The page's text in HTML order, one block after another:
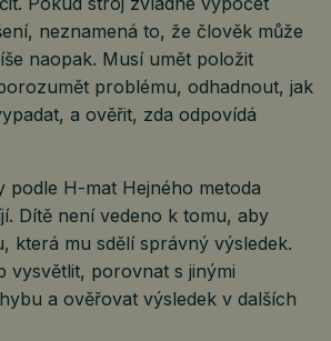
neznamená to, že člověk může
naopak. Musí umět položit
problému, odhadnout, jak
a ověřit, zda odpovídá
podle H-mat Hejného metoda
Dítě není vedeno k tomu, aby
která mu sdělí správný výsledek.
vysvětlit, porovnat s jinými
a ověřovat výsledek v dalších